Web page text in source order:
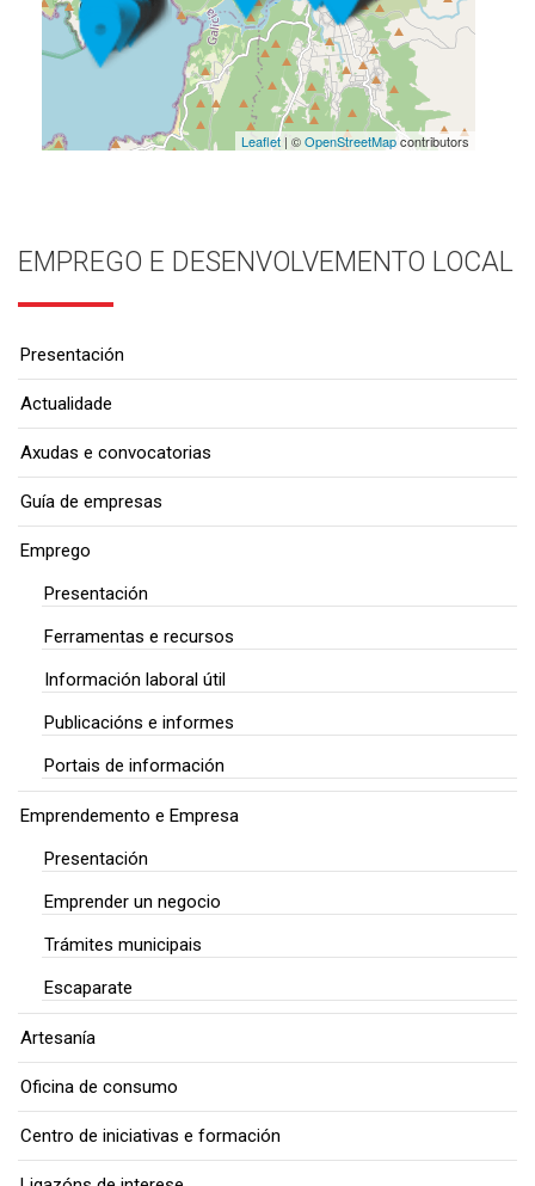
Leaflet| ©OpenStreetMapcontributors
EMPREGO E DESENVOLVEMENTO LOCAL
Presentación
Actualidade
Axudas e convocatorias
Guía de empresas
Emprego
Presentación
Ferramentas e recursos
Información laboral útil
Publicacións e informes
Portais de información
Emprendemento e Empresa
Presentación
Emprender un negocio
Trámites municipais
Escaparate
Artesanía
Oficina de consumo
Centro de iniciativas e formación